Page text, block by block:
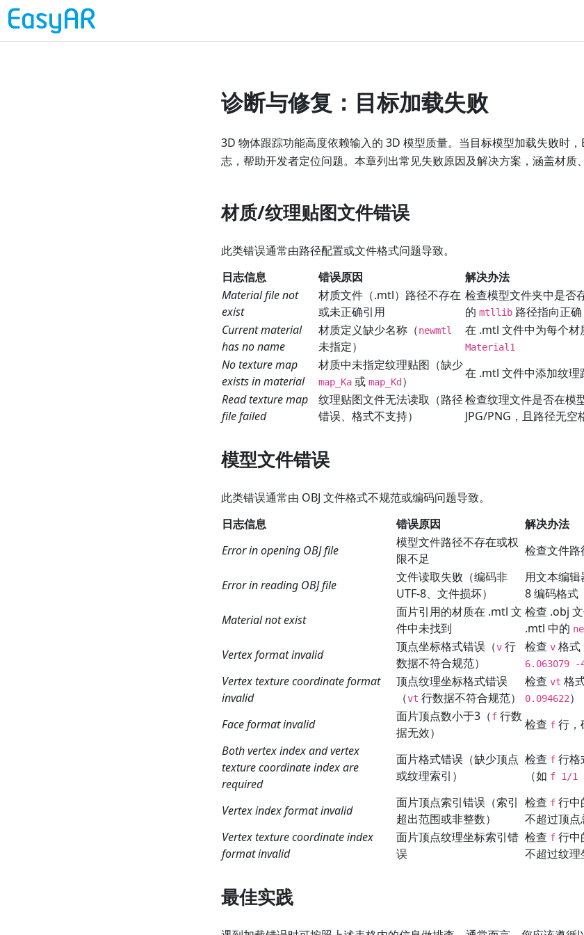
诊断与修复：目标加载失败
3D 物体跟踪功能高度依赖输入的 3D 模型质量。当目标模型加载失败时
志，帮助开发者定位问题。本章列出常见失败原因及解决方案，涵盖材质
材质/纹理贴图文件错误
此类错误通常由路径配置或文件格式问题导致。
日志信息
错误原因
解决办法
Material file not
exist
材质文件（.mtl）路径不存在
或未正确引用
检查模型文件夹中是否
的 mtllib路径指向正确
Current material
has no name
材质定义缺少名称（newmtl
未指定）
在 .mtl 文件中为每个材
Material1
No texture map
exists in material
材质中未指定纹理贴图（缺少
map_Ka或 map_Kd）
在 .mtl 文件中添加纹理
Read texture map
file failed
纹理贴图文件无法读取（路径
错误、格式不支持）
检查纹理文件是否在模
JPG/PNG，且路径无空
模型文件错误
此类错误通常由 OBJ 文件格式不规范或编码问题导致。
日志信息
错误原因
解决办法
Error in opening OBJ file
模型文件路径不存在或权
限不足
检查文件
Error in reading OBJ file
文件读取失败（编码非
UTF-8、文件损坏）
用文本编
8 编码格式
Material not exist
面片引用的材质在 .mtl 文
件中未找到
检查 .obj
.mtl 中的
Vertex format invalid
顶点坐标格式错误（v行
数据不符合规范）
检查 v格式
6.063079 -
Vertex texture coordinate format
invalid
顶点纹理坐标格式错误
（vt 行数据不符合规范）
检查 vt 格
0.094622）
Face format invalid
面片顶点数小于3（f行数
据无效）
检查 f行，
Both vertex index and vertex
texture coordinate index are
required
面片格式错误（缺少顶点
或纹理索引）
检查 f行格
（如 f 1/1
Vertex index format invalid
面片顶点索引错误（索引
超出范围或非整数）
检查 f行中
不超过顶点
Vertex texture coordinate index
format invalid
面片顶点纹理坐标索引错
误
检查 f行中
不超过纹理
最佳实践